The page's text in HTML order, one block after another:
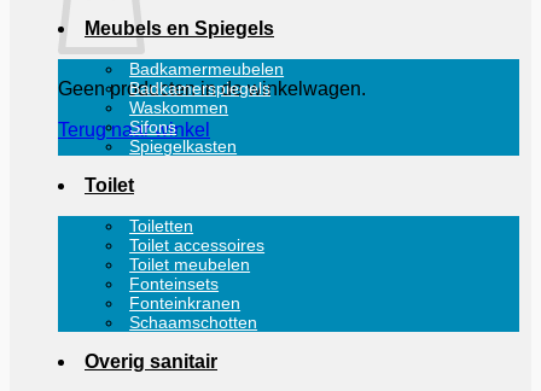
Geen producten in de winkelwagen.
Terug naar winkel
Meubels en Spiegels
Badkamermeubelen
Badkamerspiegels
Waskommen
Sifons
Spiegelkasten
Toilet
Toiletten
Toilet accessoires
Toilet meubelen
Fonteinsets
Fonteinkranen
Schaamschotten
Overig sanitair